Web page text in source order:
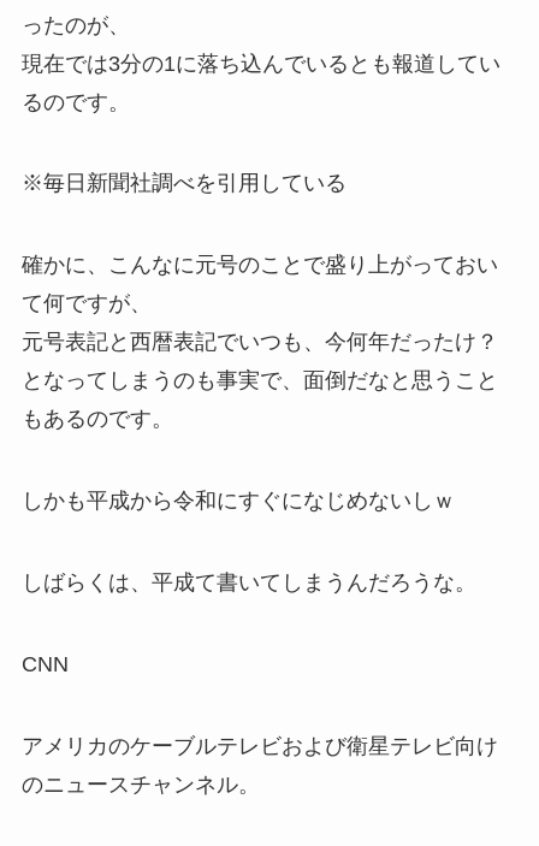
ったのが、
現在では3分の1に落ち込んでいるとも報道してい
るのです。
※毎日新聞社調べを引用している
確かに、こんなに元号のことで盛り上がっておい
て何ですが、
元号表記と西暦表記でいつも、今何年だったけ？
となってしまうのも事実で、面倒だなと思うこと
もあるのです。
しかも平成から令和にすぐになじめないしｗ
しばらくは、平成て書いてしまうんだろうな。
CNN
アメリカのケーブルテレビおよび衛星テレビ向け
のニュースチャンネル。